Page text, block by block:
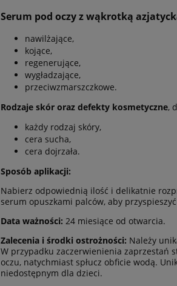
Serum pod oczy z wąkrotką
nawilżające,
kojące,
regenerujące,
wygładzające,
przeciwzmarszczkowe.
Rodzaje skór oraz defekty kosmetyczne,
każdy rodzaj skóry,
cera sucha,
cera dojrzała.
Sposób aplikacji:
Nabierz odpowiednią ilość i delikatnie
serum opuszkami palców, aby
Data ważności: 24 miesiące od otwarcia.
Zalecenia i środki ostrożności: Należy
W przypadku zaczerwienienia zaprzestań
oczu, natychmiast spłucz obficie wodą.
niedostępnym dla dzieci.